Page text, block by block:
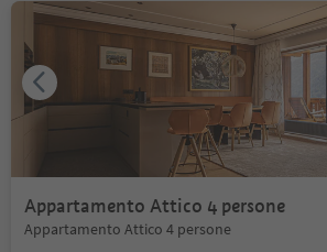
Appartamento Attico 4 persone
Appartamento Attico 4 persone